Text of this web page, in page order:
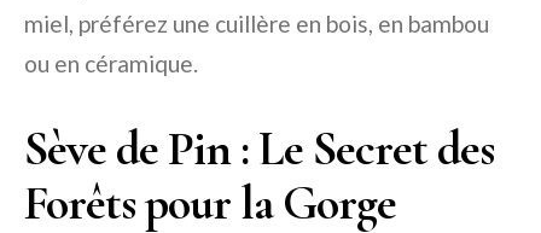
miel, préférez une cuillère en bois, en bambou
ou en céramique.
Sève de Pin : Le Secret des
Forêts pour la Gorge